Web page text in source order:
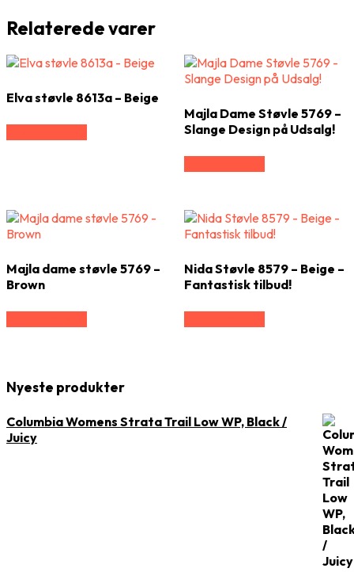
Relaterede varer
Elva støvle 8613a – Beige
Majla Dame Støvle 5769 –
Slange Design på Udsalg!
Majla dame støvle 5769 –
Brown
Nida Støvle 8579 – Beige –
Fantastisk tilbud!
Nyeste produkter
Columbia Womens Strata Trail Low WP, Black /
Juicy